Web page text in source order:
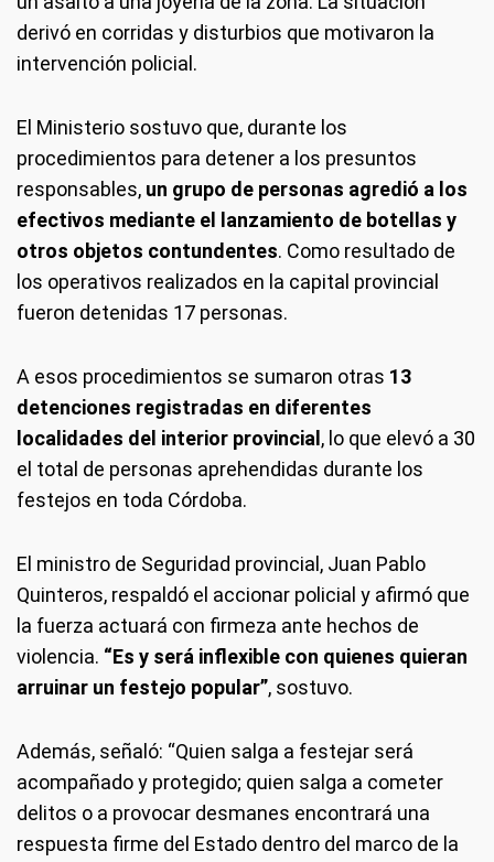
derivó en corridas y disturbios que motivaron la
intervención policial.
El Ministerio sostuvo que, durante los
procedimientos para detener a los presuntos
responsables, un grupo de personas agredió a los
efectivos mediante el lanzamiento de botellas y
otros objetos contundentes. Como resultado de
los operativos realizados en la capital provincial
fueron detenidas 17 personas.
A esos procedimientos se sumaron otras 13
detenciones registradas en diferentes
localidades del interior provincial , lo que elevó a 30
el total de personas aprehendidas durante los
festejos en toda Córdoba.
El ministro de Seguridad provincial, Juan Pablo
Quinteros, respaldó el accionar policial y afirmó que
la fuerza actuará con firmeza ante hechos de
violencia. “Es y será inflexible con quienes quieran
arruinar un festejo popular”, sostuvo.
Además, señaló: “Quien salga a festejar será
acompañado y protegido; quien salga a cometer
delitos o a provocar desmanes encontrará una
respuesta firme del Estado dentro del marco de la